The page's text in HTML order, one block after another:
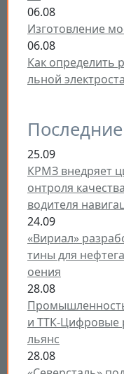
06.08
Изготовление
06.08
Как определить
льной
25.09
КРМЗ внедряет
онтроля
водителя
24.09
«Вириал»
тины для
оения
28.08
и ТТК-Цифровые
льянс
28.08